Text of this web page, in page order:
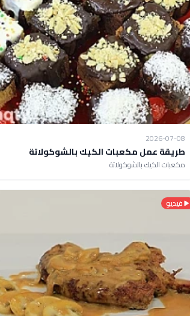
2026-07-08
طريقة عمل مكعبات الكيك بالشوكولاتة
مكعبات الكيك بالشوكولاتة
فيديو